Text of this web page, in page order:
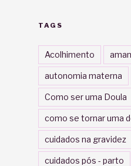
TAGS
Acolhimento
autonomia materna
Como ser uma Doula
como se tornar uma
cuidados na gravidez
cuidados pós - parto